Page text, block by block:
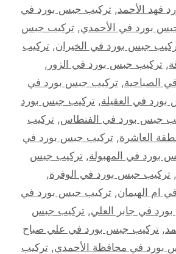
فهد الأحمد,تركيب جبس بورد في
بورد في الأحمدي, تركيب جبس
جبس بورد في الخيران, تركيب
, تركيب جبس بورد في الزور ,
الصباحية, تركيب جبس بورد في
في العقيلة, تركيب جبس بورد
جبس بورد في الفنطاس, تركيب
العاشرة, تركيب جبس بورد في
بورد في المهبولة, تركيب جبس
, تركيب جبس بورد في الوفرة,
ام الهيمان, تركيب جبس بورد في
في جابر العلي, تركيب جبس
, تركيب جبس بورد في علي صباح
بورد في محافظة الأحمدي, تركيب